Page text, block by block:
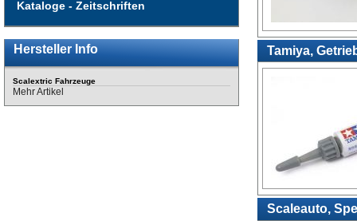
Kataloge - Zeitschriften
Hersteller Info
Scalextric Fahrzeuge
Mehr Artikel
Tamiya,
Scaleauto,